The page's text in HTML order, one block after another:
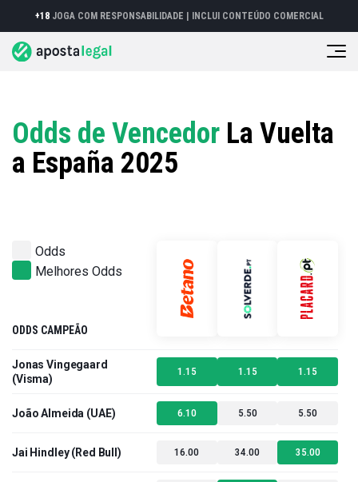
+18JOGA COM RESPONSABILIDADE | INCLUI CONTEÚDO COMERCIAL
Odds de Vencedor La Vuelta
a España 2025
Odds
Melhores Odds
ODDS CAMPEÃO
Jonas Vingegaard
(Visma)
1.15 1.15 1.15
João Almeida (UAE) 6.10 5.50 5.50
Jai Hindley (Red Bull) 16.00 34.00 35.00